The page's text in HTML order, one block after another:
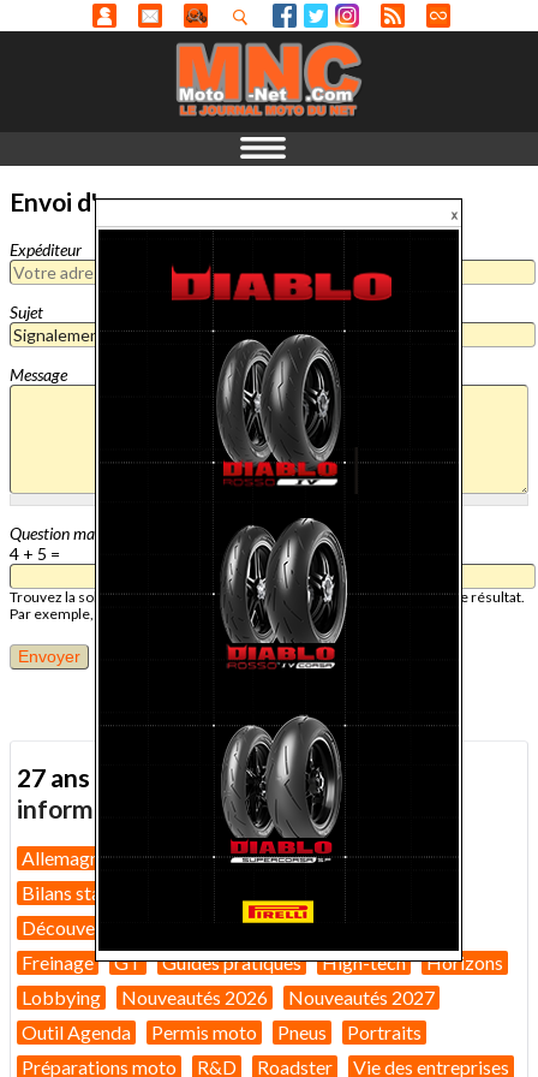
Envoi d'un message
Expéditeur
Sujet
Message
Question mathématique
4 + 5 =
Trouvez la solution de ce problème mathématique simple et saisissez le résultat.
Par exemple, pour 1 + 3, saisissez 4.
27 ans d'actualité moto : toutes nos
informations depuis 1999 !
Allemagne Assurance moto
Bilans marché 2026
Bilans statistiques
Casques
Dans Le Rétro
Découverte
Equipement pilote
Fiches techniques
Freinage
GT Guides pratiques High-tech
Horizons
Lobbying
Nouveautés 2026
Nouveautés 2027
Outil Agenda
Permis moto Pneus
Portraits
Préparations moto
R&D Roadster Vie des entreprises